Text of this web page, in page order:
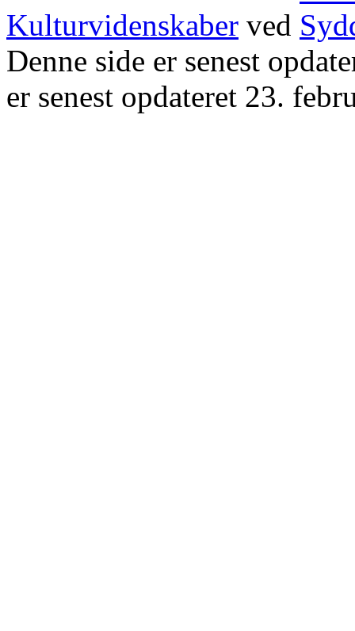
Kulturvidenskaber ved
Denne side er senest
er senest opdateret 23.